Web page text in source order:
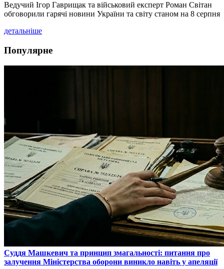
Ведучий Ігор Гаврищак та військовий експерт Роман Світан
обговорили гарячі новини України та світу станом на 8 серпня
детальніше
Популярне
​Суддя Машкевич та принцип змагальності: питання про
залучення Міністерства оборони виникло навіть у апеляції